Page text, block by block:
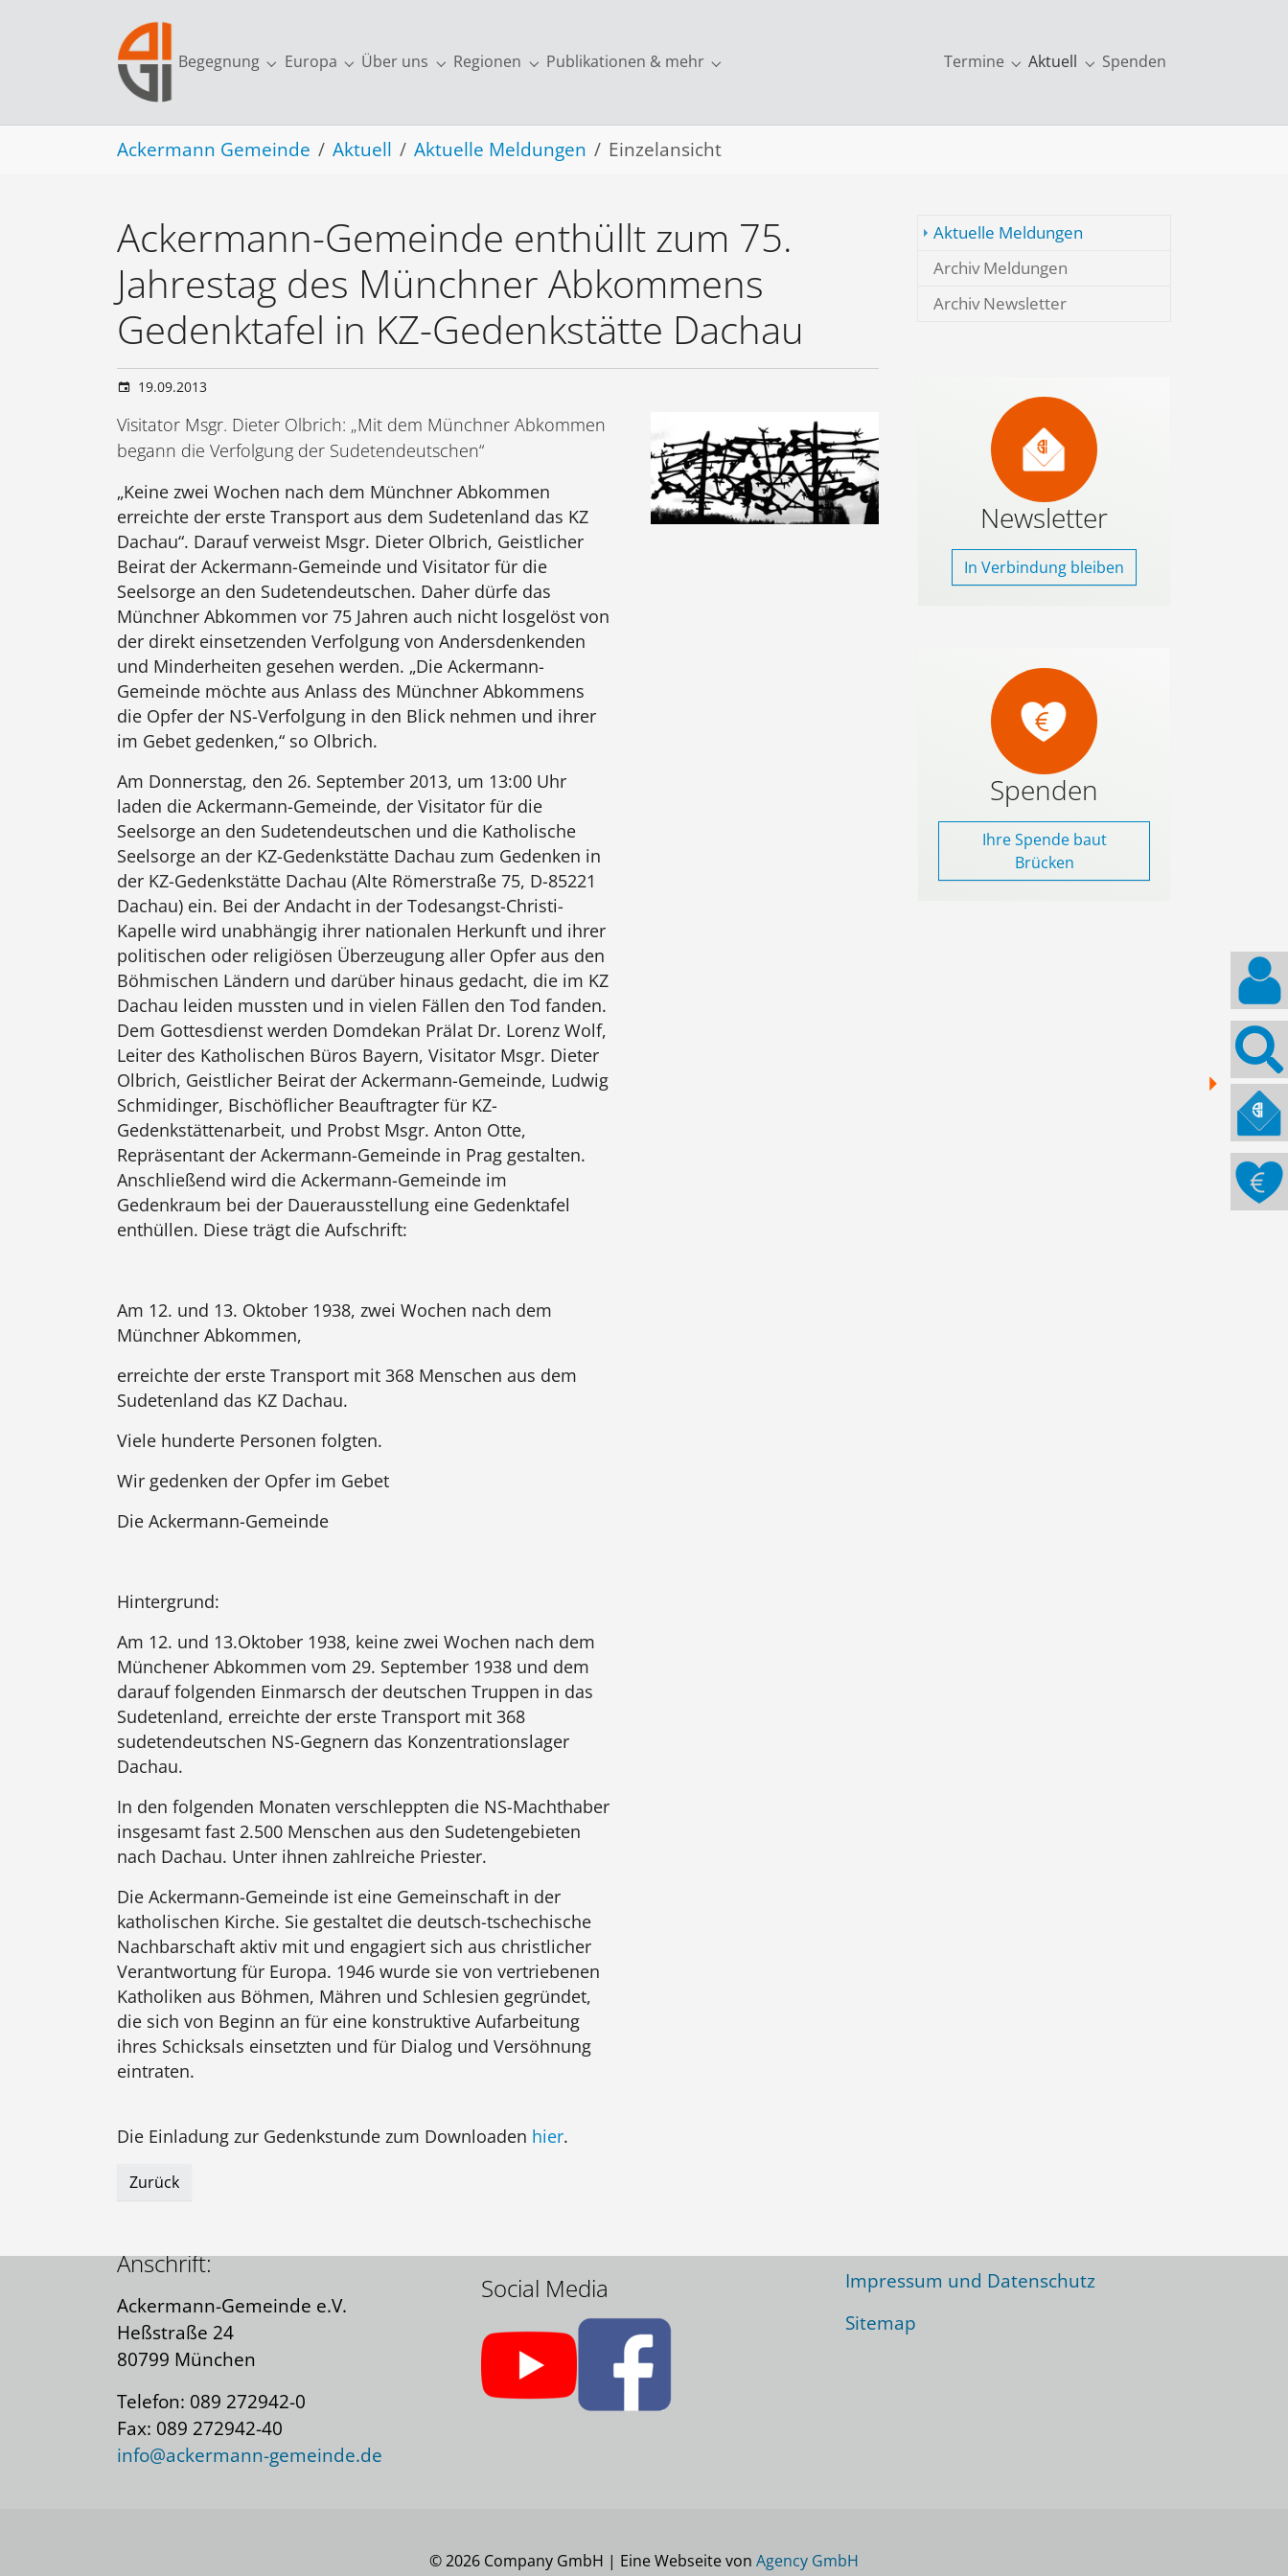
Begegnung Submenu for "Begegnung"
Europa Submenu for "Europa"
Über uns Submenu for "Über uns"
Regionen Submenu for "Regionen"
Publikationen & mehr Submenu for "Publikationen & mehr"
Termine Submenu for "Termine"
Aktuell Submenu for "Aktuell"
Spenden
You are here:
Ackermann Gemeinde Aktuell Aktuelle Meldungen Einzelansicht
Ackermann-Gemeinde enthüllt zum 75.
Jahrestag des Münchner Abkommens
Gedenktafel in KZ-Gedenkstätte Dachau
19.09.2013
Visitator Msgr. Dieter Olbrich: „Mit dem Münchner Abkommen
begann die Verfolgung der Sudetendeutschen“
„Keine zwei Wochen nach dem Münchner Abkommen
erreichte der erste Transport aus dem Sudetenland das KZ
Dachau“. Darauf verweist Msgr. Dieter Olbrich, Geistlicher
Beirat der Ackermann-Gemeinde und Visitator für die
Seelsorge an den Sudetendeutschen. Daher dürfe das
Münchner Abkommen vor 75 Jahren auch nicht losgelöst von
der direkt einsetzenden Verfolgung von Andersdenkenden
und Minderheiten gesehen werden. „Die Ackermann-
Gemeinde möchte aus Anlass des Münchner Abkommens
die Opfer der NS-Verfolgung in den Blick nehmen und ihrer
im Gebet gedenken,“ so Olbrich.
Am Donnerstag, den 26. September 2013, um 13:00 Uhr
laden die Ackermann-Gemeinde, der Visitator für die
Seelsorge an den Sudetendeutschen und die Katholische
Seelsorge an der KZ-Gedenkstätte Dachau zum Gedenken in
der KZ-Gedenkstätte Dachau (Alte Römerstraße 75, D-85221
Dachau) ein. Bei der Andacht in der Todesangst-Christi-
Kapelle wird unabhängig ihrer nationalen Herkunft und ihrer
politischen oder religiösen Überzeugung aller Opfer aus den
Böhmischen Ländern und darüber hinaus gedacht, die im KZ
Dachau leiden mussten und in vielen Fällen den Tod fanden.
Dem Gottesdienst werden Domdekan Prälat Dr. Lorenz Wolf,
Leiter des Katholischen Büros Bayern, Visitator Msgr. Dieter
Olbrich, Geistlicher Beirat der Ackermann-Gemeinde, Ludwig
Schmidinger, Bischöflicher Beauftragter für KZ-
Gedenkstättenarbeit, und Probst Msgr. Anton Otte,
Repräsentant der Ackermann-Gemeinde in Prag gestalten.
Anschließend wird die Ackermann-Gemeinde im
Gedenkraum bei der Dauerausstellung eine Gedenktafel
enthüllen. Diese trägt die Aufschrift:
Am 12. und 13. Oktober 1938, zwei Wochen nach dem
Münchner Abkommen,
erreichte der erste Transport mit 368 Menschen aus dem
Sudetenland das KZ Dachau.
Viele hunderte Personen folgten.
Wir gedenken der Opfer im Gebet
Die Ackermann-Gemeinde
Hintergrund:
Am 12. und 13.Oktober 1938, keine zwei Wochen nach dem
Münchener Abkommen vom 29. September 1938 und dem
darauf folgenden Einmarsch der deutschen Truppen in das
Sudetenland, erreichte der erste Transport mit 368
sudetendeutschen NS-Gegnern das Konzentrationslager
Dachau.
In den folgenden Monaten verschleppten die NS-Machthaber
insgesamt fast 2.500 Menschen aus den Sudetengebieten
nach Dachau. Unter ihnen zahlreiche Priester.
Die Ackermann-Gemeinde ist eine Gemeinschaft in der
katholischen Kirche. Sie gestaltet die deutsch-tschechische
Nachbarschaft aktiv mit und engagiert sich aus christlicher
Verantwortung für Europa. 1946 wurde sie von vertriebenen
Katholiken aus Böhmen, Mähren und Schlesien gegründet,
die sich von Beginn an für eine konstruktive Aufarbeitung
ihres Schicksals einsetzten und für Dialog und Versöhnung
eintraten.
Die Einladung zur Gedenkstunde zum Downloaden hier.
Zurück
Aktuelle Meldungen
Archiv Meldungen
Archiv Newsletter
Newsletter
In Verbindung bleiben
Spenden
Ihre Spende baut
Brücken
Kontakt:
Kontaktformular
Anschrift:
Ackermann-Gemeinde e.V.
Heßstraße 24
80799 München
Telefon: 089 272942-0
Fax: 089 272942-40
info@ackermann-gemeinde.de
Wir danken für jede
Social Media
Impressum und Datenschutz
Sitemap
© 2026 Company GmbH | Eine Webseite von Agency GmbH